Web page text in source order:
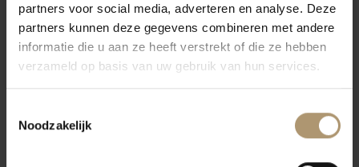
partners voor social media, adverteren en analyse. Deze
partners kunnen deze gegevens combineren met andere
informatie die u aan ze heeft verstrekt of die ze hebben
verzameld op basis van uw gebruik van hun services.
Noodzakelijk
Montes Reserva
Chardonnay
€10,25
Per fles: €10,45
Laurent Miquel Père et Fils
Chardonnay - Viognier
€8,40